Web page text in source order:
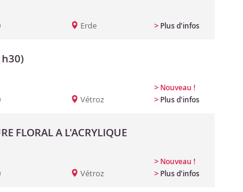
Erde > Plus d'infos
Vétroz
> Nouveau !
> Plus d'infos
FLORAL A L'ACRYLIQUE
Vétroz
> Nouveau !
> Plus d'infos